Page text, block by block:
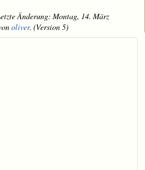
Änderung: Montag, 14. März
oliver. (Version 5)